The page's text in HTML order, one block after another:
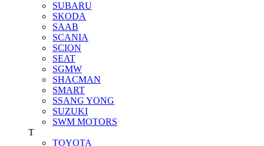
SUBARU
SKODA
SAAB
SCANIA
SCION
SEAT
SGMW
SHACMAN
SMART
SSANG YONG
SUZUKI
SWM MOTORS
T
TOYOTA